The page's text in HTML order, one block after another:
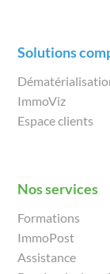
Solutions
ImmoViz
Espace clients
Nos services
Formations
ImmoPost
Assistance